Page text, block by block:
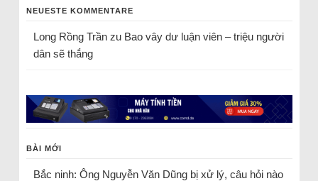
NEUESTE KOMMENTARE
Long Rồng Trầnzu Bao vây dư luận viên – triệu người
dân sẽ thắng
BÀI MỚI
Bắc ninh: Ông Nguyễn Văn Dũng bị xử lý, câu hỏi nào